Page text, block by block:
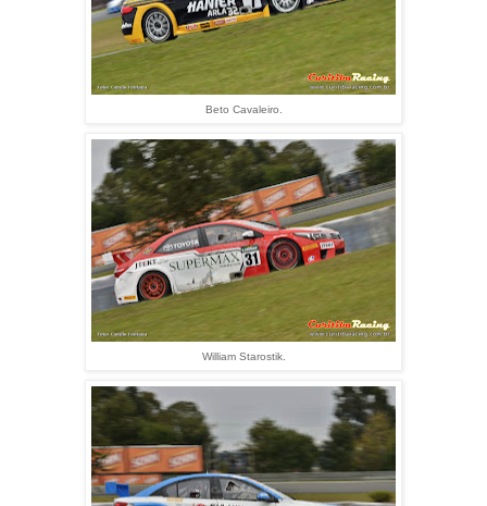
Beto Cavaleiro.
William Starostik.